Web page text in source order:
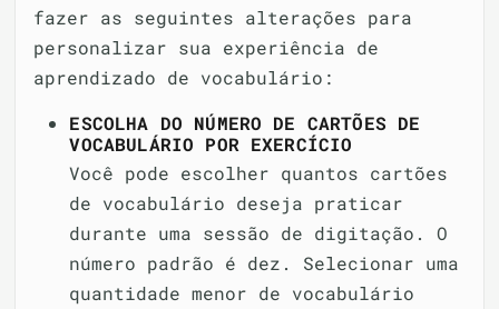
fazer as seguintes alterações para
personalizar sua experiência de
aprendizado de vocabulário:
ESCOLHA DO NÚMERO DE CARTÕES DE
VOCABULÁRIO POR EXERCÍCIO
Você pode escolher quantos cartões
de vocabulário deseja praticar
durante uma sessão de digitação. O
número padrão é dez. Selecionar uma
quantidade menor de vocabulário